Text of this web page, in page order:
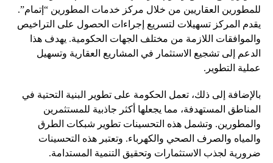
للمطورين العقاريين من خلال مركز خدمات المطورين “إتمام”.
يقدم المركز تسهيلات لتسريع إجراءات الحصول على التراخيص
والموافقات اللازمة من مختلف الجهات الحكومية. يهدف هذا
الدعم إلى تشجيع الاستثمار في المشاريع العقارية وتسهيل
عملية التطوير.
بالإضافة إلى ذلك، تعمل الحكومة على تطوير البنية التحتية في
المناطق المستهدفة، مما يجعلها أكثر جاذبية للمستثمرين
والمطورين. وتشمل هذه التحسينات تطوير شبكات الطرق
والمياه والصرف الصحي والكهرباء. وتعتبر هذه التحسينات
ضرورية لجذب الاستثمارات وتحقيق التنمية المستدامة.